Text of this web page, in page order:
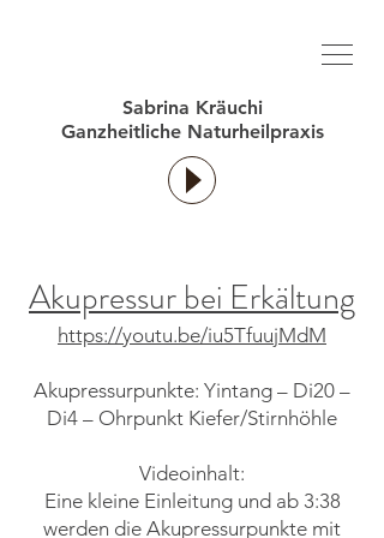
Sabrina Kräuchi
Ganzheitliche Naturheilpraxis
Akupressur bei Erkältung
https://youtu.be/iu5TfuujMdM
Akupressurpunkte: Yintang – Di20 –
Di4 – Ohrpunkt Kiefer/Stirnhöhle
Videoinhalt:
Eine kleine Einleitung und ab 3:38
werden die Akupressurpunkte mit